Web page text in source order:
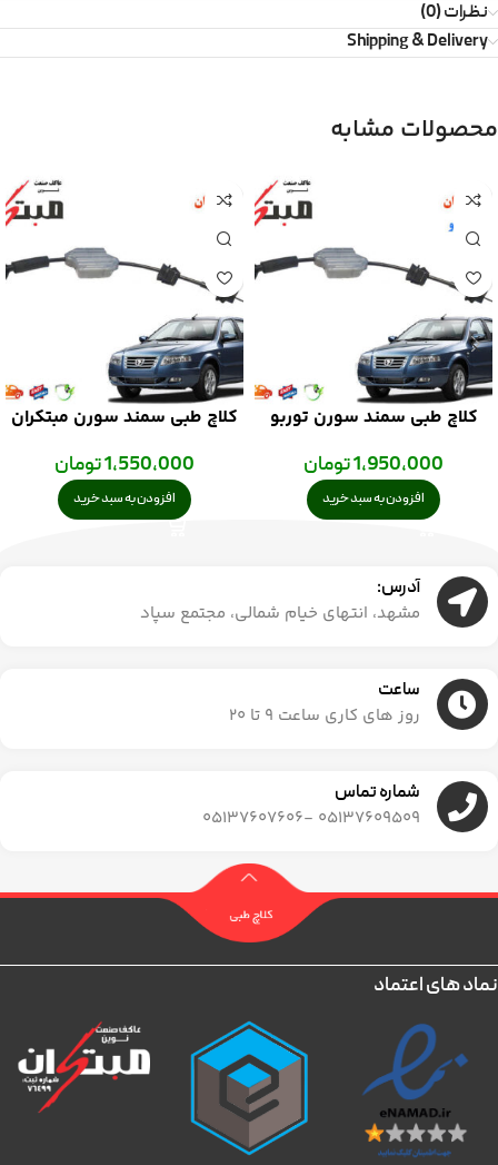
نظرات (0)
Shipping & Delivery
محصولات مشابه
کلاچ طبی سمند سورن توربو
1,950,000تومان
افزودن به سبد خرید
کلاچ طبی سمند سورن مبتکران
1,550,000تومان
افزودن به سبد خرید
آدرس:
مشهد، انتهای خیام شمالی، مجتمع سپاد
ساعت
روز های کاری ساعت ۹ تا ۲۰
شماره تماس
05137609509 -05137607606
نماد های اعتماد